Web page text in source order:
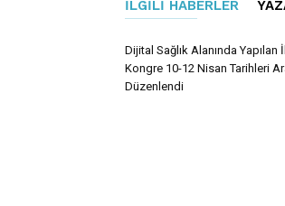
İLGILI HABERLER
Dijital Sağlık Alanında Yapılan
Kongre 10-12 Nisan Tarihleri
Düzenlendi